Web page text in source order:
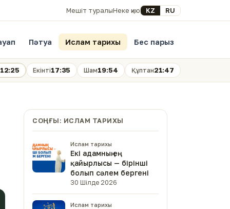
Мешіт туралыНеке қиюSelect your language
KZ RU
Пәтуа Ислам тарихы Бес парыз
12:25 Екінті17:35 Шам19:54 Құптан21:47
СОҢҒЫ: ИСЛАМ ТАРИХЫ
Ислам тарихы
Екі адамның ең
қайырлысы — бірінші
болып сәлем бергені
30 Шілде 2026
Ислам тарихы